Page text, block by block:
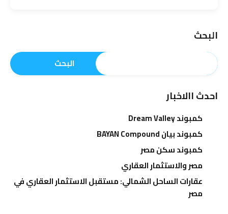
البحث
البحث
احدث االاخبار
كمبوند Dream Valley
كمبوند بيان BAYAN Compound
كمبوند سكن مصر
مصر والاستثمار العقاري
عقارات الساحل الشمالي: مستقبل الاستثمار العقاري في
مصر